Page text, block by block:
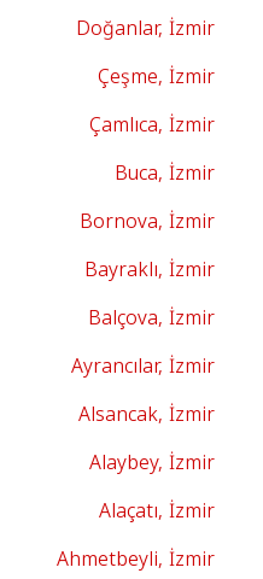
Doğanlar, İzmir
Çeşme, İzmir
Çamlıca, İzmir
Buca, İzmir
Bornova, İzmir
Bayraklı, İzmir
Balçova, İzmir
Ayrancılar, İzmir
Alsancak, İzmir
Alaybey, İzmir
Alaçatı, İzmir
Ahmetbeyli, İzmir